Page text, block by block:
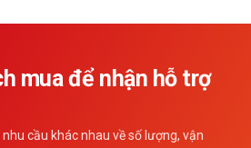
mua để nhận hỗ trợ
cầu khác nhau về số lượng, vận